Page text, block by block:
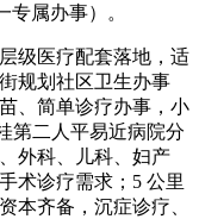
属办事）。
级医疗配套落地，适
规划社区卫生办事
、简单诊疗办事，小
第二人平易近病院分
外科、儿科、妇产
术诊疗需求；5 公里
本齐备，沉症诊疗、